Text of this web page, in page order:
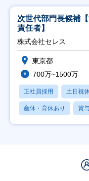
次世代部門長候補
責任者】
株式会社セレス
東京都
700万~1500万
正社員採用 土日祝
産休・育休あり 賞